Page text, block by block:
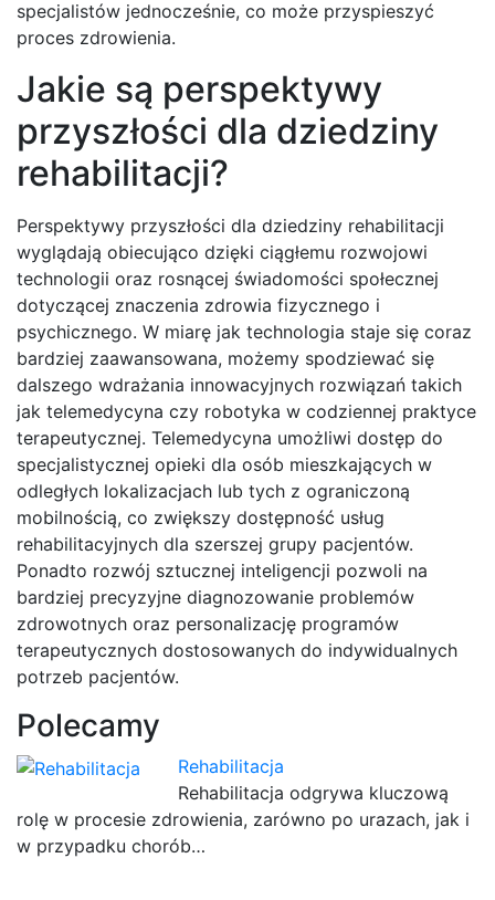
specjalistów jednocześnie, co może przyspieszyć
proces zdrowienia.
Jakie są perspektywy
przyszłości dla dziedziny
rehabilitacji?
Perspektywy przyszłości dla dziedziny rehabilitacji
wyglądają obiecująco dzięki ciągłemu rozwojowi
technologii oraz rosnącej świadomości społecznej
dotyczącej znaczenia zdrowia fizycznego i
psychicznego. W miarę jak technologia staje się coraz
bardziej zaawansowana, możemy spodziewać się
dalszego wdrażania innowacyjnych rozwiązań takich
jak telemedycyna czy robotyka w codziennej praktyce
terapeutycznej. Telemedycyna umożliwi dostęp do
specjalistycznej opieki dla osób mieszkających w
odległych lokalizacjach lub tych z ograniczoną
mobilnością, co zwiększy dostępność usług
rehabilitacyjnych dla szerszej grupy pacjentów.
Ponadto rozwój sztucznej inteligencji pozwoli na
bardziej precyzyjne diagnozowanie problemów
zdrowotnych oraz personalizację programów
terapeutycznych dostosowanych do indywidualnych
potrzeb pacjentów.
Polecamy
Rehabilitacja
Rehabilitacja odgrywa kluczową
rolę w procesie zdrowienia, zarówno po urazach, jak i
w przypadku chorób…